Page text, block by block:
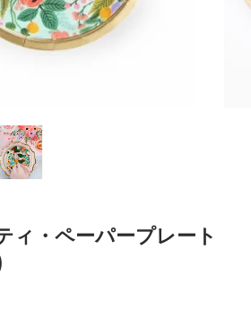
ィ・ペーパープレート